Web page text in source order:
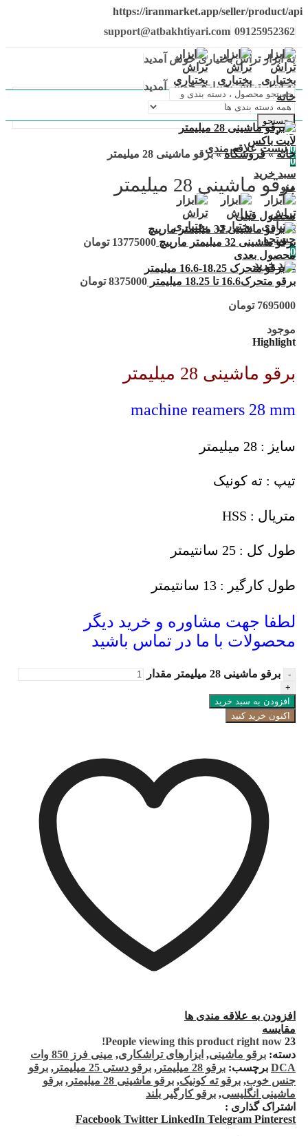
https://iranmarket.app/seller/product/api
support@atbakhtiyari.com 09125952362
به ابزار تراش بختیاری خوش آمدید
به ابزار تراش بختیاری خوش آمدید
جستجو
حساب من
0 لیست علاقه مندی
0
سبد خرید
منو
جستجو
0
سبد خرید
خانه
لایت باکس
خانه»فروشگاه»برقو ماشینی 28 میلیمتر
برقو ماشینی 28 میلیمتر
محصول قبلی
برقو ماشینی 32 میلیمتر مارپیچ 13775000 تومان
محصول بعدی
برقو متحرک16.6 تا 18.25 میلیمتر 8375000 تومان
7695000 تومان
موجود
Highlight
برقو ماشینی 28 میلیمتر
machine reamers 28 mm
سایز : 28 میلیمتر
تیپ : ته کونیک
متریال : HSS
طول کل : 25 سانتیمتر
طول کارگیر : 13 سانتیمتر
لطفا جهت مشاوره و خرید دیگر
محصولات با ما در تماس باشید
برقو ماشینی 28 میلیمتر مقدار
افزودن به سبد خرید
اکنون خرید کنید
افزودن به علاقه مندی ها
مقایسه
23
دسته: برقو ماشینی, ابزارهای تراشکاری,
مینی فرز 850 وات
DCA برچسب: برقو 28 میلیمتر , برقو دستی 25 میلیمتر , برقو
جنس خوب, برقو ته کونیک, برقو ماشینی 28 میلیمتر , برقو
ماشینی انگلیسی, برقو کارگیر بلند
اشتراک گذاری :
Facebook Twitter LinkedIn Telegram Pinterest